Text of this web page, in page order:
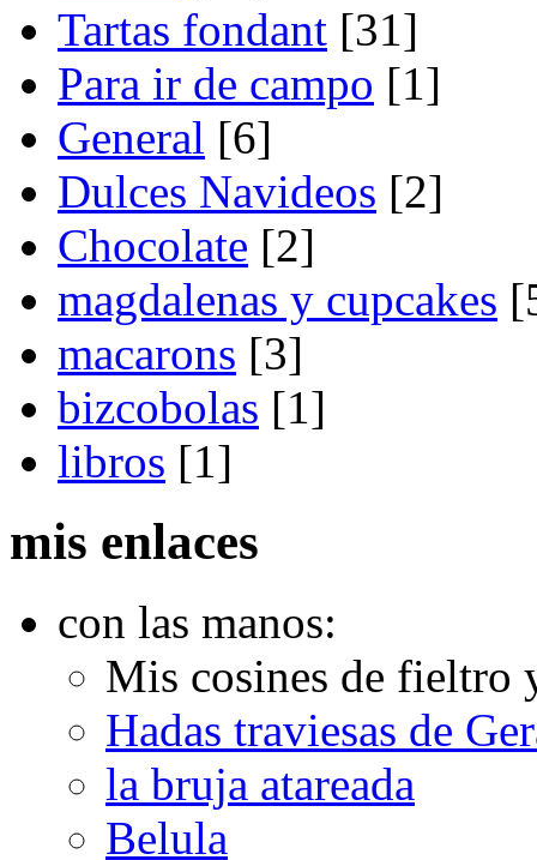
Tartas fondant [31]
Para ir de campo [1]
General [6]
Dulces Navideos [2]
Chocolate [2]
magdalenas y cupcakes
macarons [3]
bizcobolas [1]
libros [1]
mis enlaces
con las manos:
Mis cosines de fieltro
Hadas traviesas de
la bruja atareada
Belula